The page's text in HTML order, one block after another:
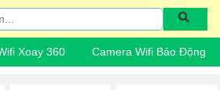
Xoay 360 Camera Wifi Báo Động